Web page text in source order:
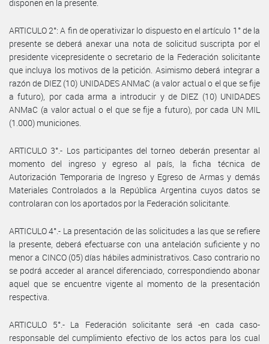
disponen en la presente.
ARTICULO 2°: A fin de operativizar lo dispuesto en el artículo 1° de la
presente se deberá anexar una nota de solicitud suscripta por el
presidente vicepresidente o secretario de la Federación solicitante
que incluya los motivos de la petición. Asimismo deberá integrar a
razón de DIEZ (10) UNIDADES ANMaC (a valor actual o el que se fije
a futuro), por cada arma a introducir y de DIEZ (10) UNIDADES
ANMaC (a valor actual o el que se fije a futuro), por cada UN MIL
(1.000) municiones.
ARTICULO 3°.- Los participantes del torneo deberán presentar al
momento del ingreso y egreso al país, la ficha técnica de
Autorización Temporaria de Ingreso y Egreso de Armas y demás
Materiales Controlados a la República Argentina cuyos datos se
controlaran con los aportados por la Federación solicitante.
ARTICULO 4°.- La presentación de las solicitudes a las que se refiere
la presente, deberá efectuarse con una antelación suficiente y no
menor a CINCO (05) días hábiles administrativos. Caso contrario no
se podrá acceder al arancel diferenciado, correspondiendo abonar
aquel que se encuentre vigente al momento de la presentación
respectiva.
ARTICULO 5°.- La Federación solicitante será -en cada caso-
responsable del cumplimiento efectivo de los actos para los cual